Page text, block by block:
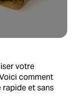
votre
comment
et sans